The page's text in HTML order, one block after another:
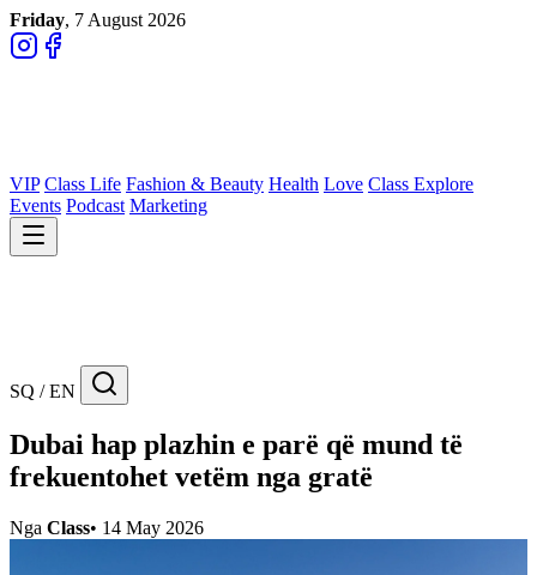
Friday, 7 August 2026
VIP Class Life Fashion & Beauty Health Love Class Explore
Events Podcast Marketing
SQ / EN
Dubai hap plazhin e parë që mund të
frekuentohet vetëm nga gratë
Nga Class• 14 May 2026